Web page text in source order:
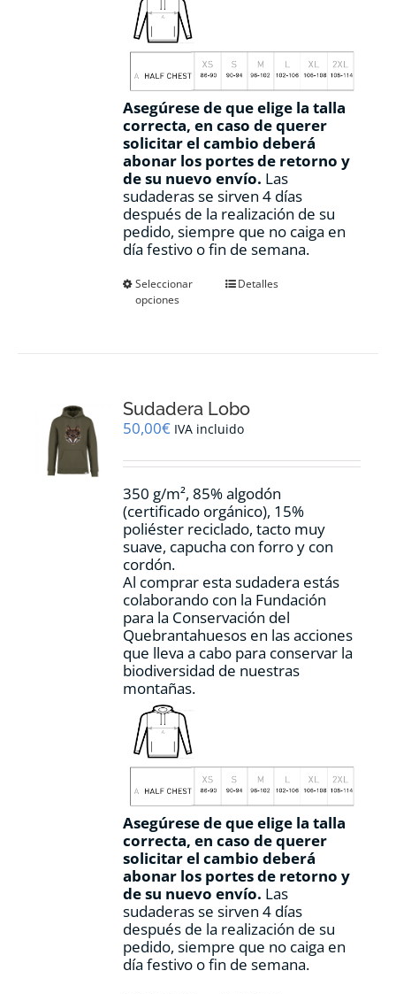
Asegúrese de que elige la talla
correcta, en caso de querer
solicitar el cambio deberá
abonar los portes de retorno y
de su nuevo envío. Las
sudaderas se sirven 4 días
después de la realización de su
pedido, siempre que no caiga en
día festivo o fin de semana.
Seleccionar
opciones
Este
se
pueden
en
página
de
producto
Detalles
Sudadera Lobo
50,00€ IVA incluido
350 g/m², 85% algodón
(certificado orgánico), 15%
poliéster reciclado, tacto muy
suave, capucha con forro y con
cordón.
Al comprar esta sudadera estás
colaborando con la Fundación
para la Conservación del
Quebrantahuesos en las acciones
que lleva a cabo para conservar la
biodiversidad de nuestras
montañas.
Asegúrese de que elige la talla
correcta, en caso de querer
solicitar el cambio deberá
abonar los portes de retorno y
de su nuevo envío. Las
sudaderas se sirven 4 días
después de la realización de su
pedido, siempre que no caiga en
día festivo o fin de semana.